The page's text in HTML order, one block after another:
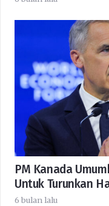
PM Kanada
Untuk Turunkan
6 bulan lalu